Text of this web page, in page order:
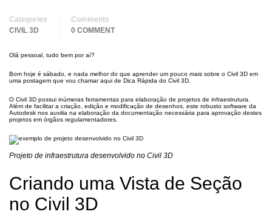
Categories
CIVIL 3D
Comments
0 COMMENT
Olá pessoal, tudo bem por aí?
Bom hoje é sábado, e nada melhor do que aprender um pouco mais sobre o Civil 3D em
uma postagem que vou chamar aqui de Dica Rápida do Civil 3D.
O Civil 3D possui inúmeras ferramentas para elaboração de projetos de infraestrutura.
Além de facilitar a criação, edição e modificação de desenhos, este robusto software da
Autodesk nos auxilia na elaboração da documentação necessária para aprovação destes
projetos em órgãos regulamentadores.
Projeto de infraestrutura desenvolvido no Civil 3D
Criando uma Vista de Seção
no Civil 3D